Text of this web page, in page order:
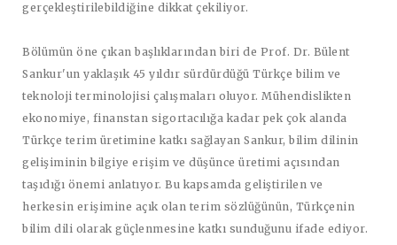
gerçekleştirilebildiğine dikkat çekiliyor.
Bölümün öne çıkan başlıklarından biri de Prof. Dr. Bülent
Sankur'un yaklaşık 45 yıldır sürdürdüğü Türkçe bilim ve
teknoloji terminolojisi çalışmaları oluyor. Mühendislikten
ekonomiye, finanstan sigortacılığa kadar pek çok alanda
Türkçe terim üretimine katkı sağlayan Sankur, bilim dilinin
gelişiminin bilgiye erişim ve düşünce üretimi açısından
taşıdığı önemi anlatıyor. Bu kapsamda geliştirilen ve
herkesin erişimine açık olan terim sözlüğünün, Türkçenin
bilim dili olarak güçlenmesine katkı sunduğunu ifade ediyor.